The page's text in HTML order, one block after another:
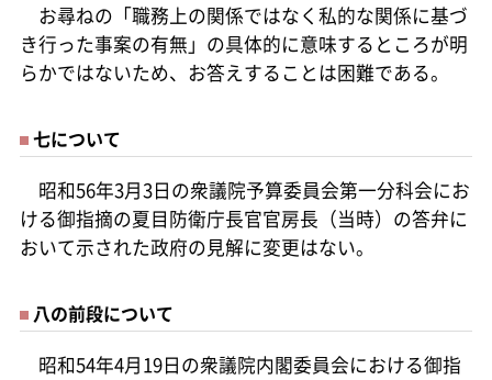
お尋ねの「職務上の関係ではなく私的な関係に基づ
き行った事案の有無」の具体的に意味するところが明
らかではないため、お答えすることは困難である。
七について
昭和56年3月3日の衆議院予算委員会第一分科会にお
ける御指摘の夏目防衛庁長官官房長（当時）の答弁に
おいて示された政府の見解に変更はない。
八の前段について
昭和54年4月19日の衆議院内閣委員会における御指